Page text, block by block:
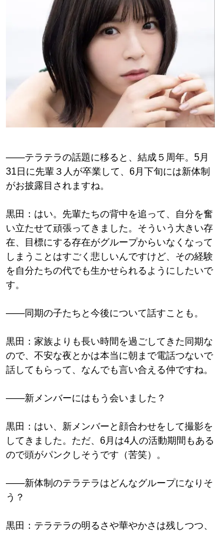
――テラテラの話題に移ると、結成５周年。5月
31日に先輩３人が卒業して、6月下旬には新体制
がお披露目されますね。
黒田：はい。先輩たちの背中を追って、自分を奮
い立たせて頑張ってきました。そういう大きい存
在、目標にする存在がグループからいなくなって
しまうことはすごく悲しいんですけど、その経験
を自分たちの代でも生かせられるようにしたいで
す。
――同期の子たちと今後について話すことも。
黒田：家族よりも長い時間を過ごしてきた同期な
ので、不安な夜とかは本当に朝まで電話つないで
話してもらって、なんでも言い合える仲ですね。
――新メンバーにはもう会いました？
黒田：はい、新メンバーと顔合わせをして撮影を
してきました。ただ、6月は4人の活動期間もある
ので頭がパンクしそうです（苦笑）。
――新体制のテラテラはどんなグループになりそ
う？
黒田：テラテラの明るさや華やかさは残しつつ、